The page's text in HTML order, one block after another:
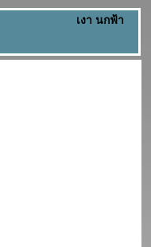
เงา นกฟ้า